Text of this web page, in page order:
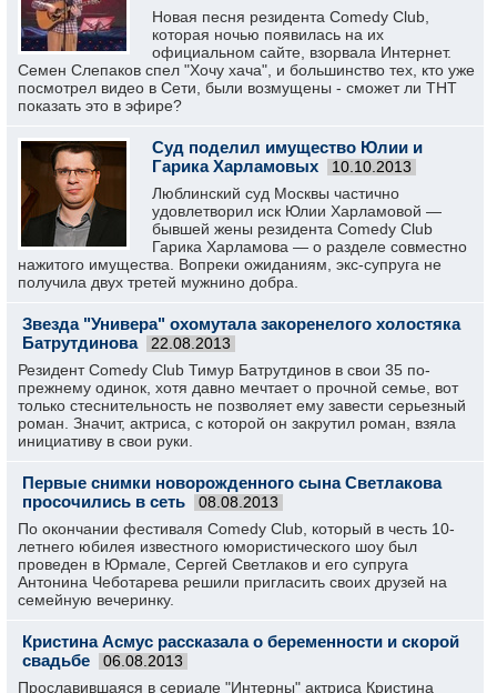
Новая песня резидента Соmedy Club,
которая ночью появилась на их
официальном сайте, взорвала Интернет.
Семен Слепаков спел "Хочу хача", и большинство тех, кто уже
посмотрел видео в Сети, были возмущены - сможет ли ТНТ
показать это в эфире?
Суд поделил имущество Юлии и
Гарика Харламовых
10.10.2013
Люблинский суд Москвы частично
удовлетворил иск Юлии Харламовой —
бывшей жены резидента Comedy Club
Гарика Харламова — о разделе совместно
нажитого имущества. Вопреки ожиданиям, экс-супруга не
получила двух третей мужнино добра.
Звезда "Универа" охомутала закоренелого холостяка
Батрутдинова
22.08.2013
Резидент Comedy Club Тимур Батрутдинов в свои 35 по-
прежнему одинок, хотя давно мечтает о прочной семье, вот
только стеснительность не позволяет ему завести серьезный
роман. Значит, актриса, с которой он закрутил роман, взяла
инициативу в свои руки.
Первые снимки новорожденного сына Светлакова
просочились в сеть
08.08.2013
По окончании фестиваля Comedy Club, который в честь 10-
летнего юбилея известного юмористического шоу был
проведен в Юрмале, Сергей Светлаков и его супруга
Антонина Чеботарева решили пригласить своих друзей на
семейную вечеринку.
Кристина Асмус рассказала о беременности и скорой
свадьбе
06.08.2013
Прославившаяся в сериале "Интерны" актриса Кристина